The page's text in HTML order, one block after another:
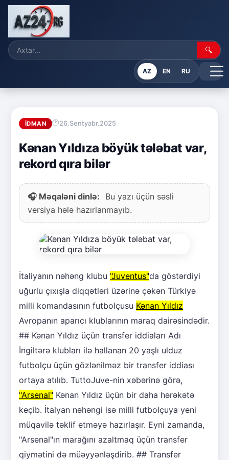
🔍
AZ EN RU
İDMAN 26.Sentyabr.2025
Kənan Yıldıza böyük tələbat var,
rekord qıra bilər
🎧 Məqaləni dinlə:
Bu yazı üçün səsli
versiya hələ hazırlanmayıb.
İtaliyanın nəhəng klubu "Juventus"da göstərdiyi
uğurlu çıxışla diqqətləri üzərinə çəkən Türkiyə
milli komandasının futbolçusu Kənan Yıldız
Avropanın aparıcı klublarının maraq dairəsindədir.
## Kənan Yıldız üçün transfer iddiaları Adı
İngiltərə klubları ilə hallanan 20 yaşlı ulduz
futbolçu üçün gözlənilməz bir transfer iddiası
ortaya atılıb. TuttoJuve-nin xəbərinə görə,
"Arsenal" Kənan Yıldız üçün bir daha hərəkətə
keçib. İtalyan nəhəngi isə milli futbolçuya yeni
müqavilə təklif etməyə hazırlaşır. Eyni zamanda,
"Arsenal"ın marağını azaltmaq üçün transfer
qiymətini də müəyyənləşdirib. ## Transfer